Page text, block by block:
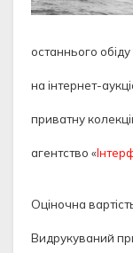
останнього
на інтернет-
приватну
агентство «
Оціночна
Видрукуваний